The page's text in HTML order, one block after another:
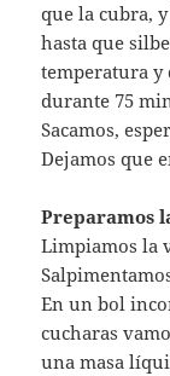
que la cubra,
hasta que
temperatura y
durante 75
Sacamos,
Dejamos que
Preparamos
Limpiamos la
En un bol
cucharas
una masa